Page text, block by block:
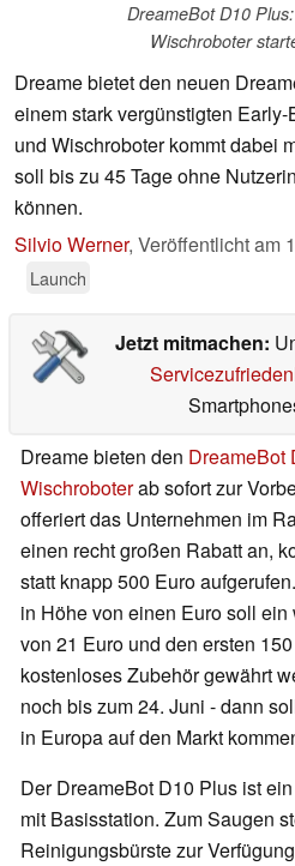
DreameBot D10
Wischroboter
Dreame bietet den neuen
einem stark vergünstigten
und Wischroboter kommt dabei
soll bis zu 45 Tage ohne
können.
Silvio Werner, Veröffentlicht am
Launch
Jetzt mitmachen:
Dreame bieten den DreameBot
Wischroboterab sofort zur
offeriert das Unternehmen im
einen recht großen Rabatt an,
statt knapp 500 Euro
in Höhe von einen Euro soll
von 21 Euro und den ersten
kostenloses Zubehör gewährt
noch bis zum 24. Juni - dann
in Europa auf den Markt
Der DreameBot D10 Plus ist
mit Basisstation. Zum Saugen
Reinigungsbürste zur